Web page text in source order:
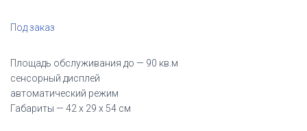
Под заказ
Площадь обслуживания до — 90 кв.м
сенсорный дисплей
автоматический режим
Габариты — 42 х 29 х 54 см